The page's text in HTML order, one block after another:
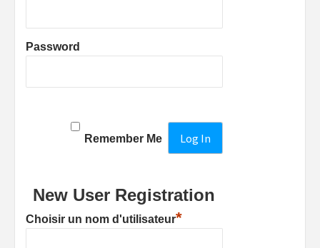
Password
Remember Me
New User Registration
Choisir un nom d'utilisateur*